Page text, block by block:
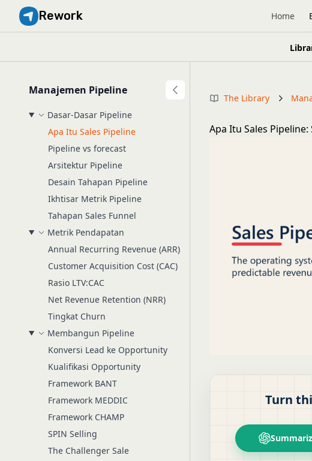
Rework Home
Manajemen Pipeline
Dasar-Dasar Pipeline
Apa Itu Sales Pipeline
Pipeline vs forecast
Arsitektur Pipeline
Desain Tahapan Pipeline
Ikhtisar Metrik Pipeline
Tahapan Sales Funnel
Metrik Pendapatan
Annual Recurring Revenue (ARR)
Customer Acquisition Cost (CAC)
Rasio LTV:CAC
Net Revenue Retention (NRR)
Tingkat Churn
Membangun Pipeline
Konversi Lead ke Opportunity
Kualifikasi Opportunity
Framework BANT
Framework MEDDIC
Framework CHAMP
SPIN Selling
The Challenger Sale
The Library
Apa Itu Sales
Turn